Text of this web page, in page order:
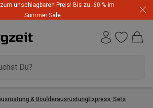
unschlagbaren Preis! Bis zu -60 % im
Summer Sale
& BoulderausrüstungExpress-Sets